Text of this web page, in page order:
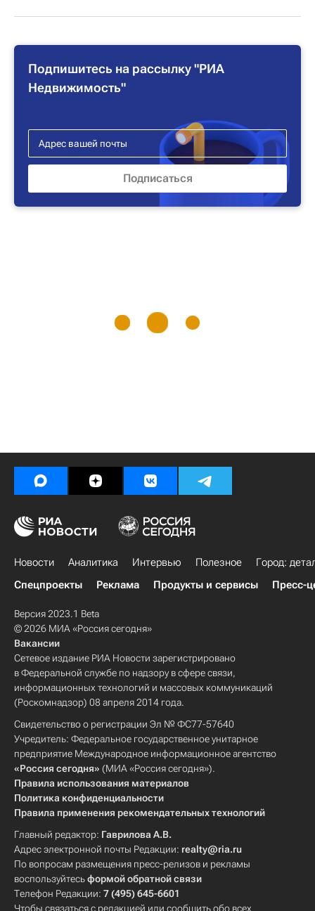
Подпишитесь на рассылку "РИА
Недвижимость"
Новости Аналитика Интервью Полезное
Город:
Спецпроекты
Реклама Продукты и сервисы Пресс-
Версия 2023.1 Beta
© 2026 МИА «Россия сегодня»
Вакансии
Сетевое издание РИА Новости зарегистрировано
в Федеральной службе по надзору в сфере связи,
информационных технологий и массовых коммуникаций
(Роскомнадзор) 08 апреля 2014 года.
Свидетельство о регистрации Эл № ФС77-57640
Учредитель: Федеральное государственное унитарное
предприятие Международное информационное агентство
«Россия сегодня» (МИА «Россия сегодня»).
Правила использования материалов
Политика конфиденциальности
Правила применения рекомендательных технологий
Главный редактор: Гаврилова А.В.
Адрес электронной почты Редакции: realty@ria.ru
По вопросам размещения пресс-релизов и рекламы
воспользуйтесьформой обратной связи
Телефон Редакции: 7 (495) 645-6601
Чтобы связаться с редакцией или сообщить обо всех